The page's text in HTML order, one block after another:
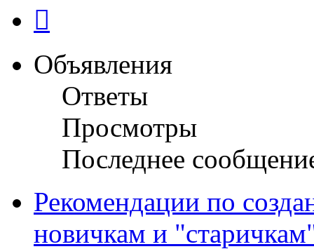
Объявления
Ответы
Просмотры
Последнее
Рекомендации по
новичкам и